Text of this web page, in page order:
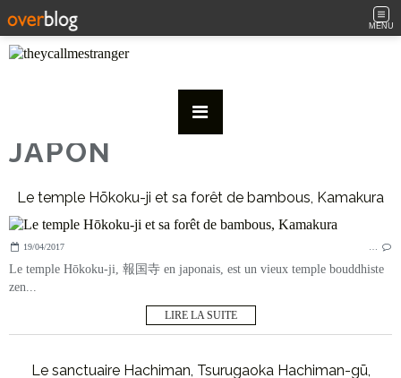
MENU
JAPON
Le temple Hōkoku-ji et sa forêt de bambous, Kamakura
19/04/2017 …
Le temple Hōkoku-ji, 報国寺 en japonais, est un vieux temple bouddhiste
zen...
LIRE LA SUITE
Le sanctuaire Hachiman, Tsurugaoka Hachiman-gū,